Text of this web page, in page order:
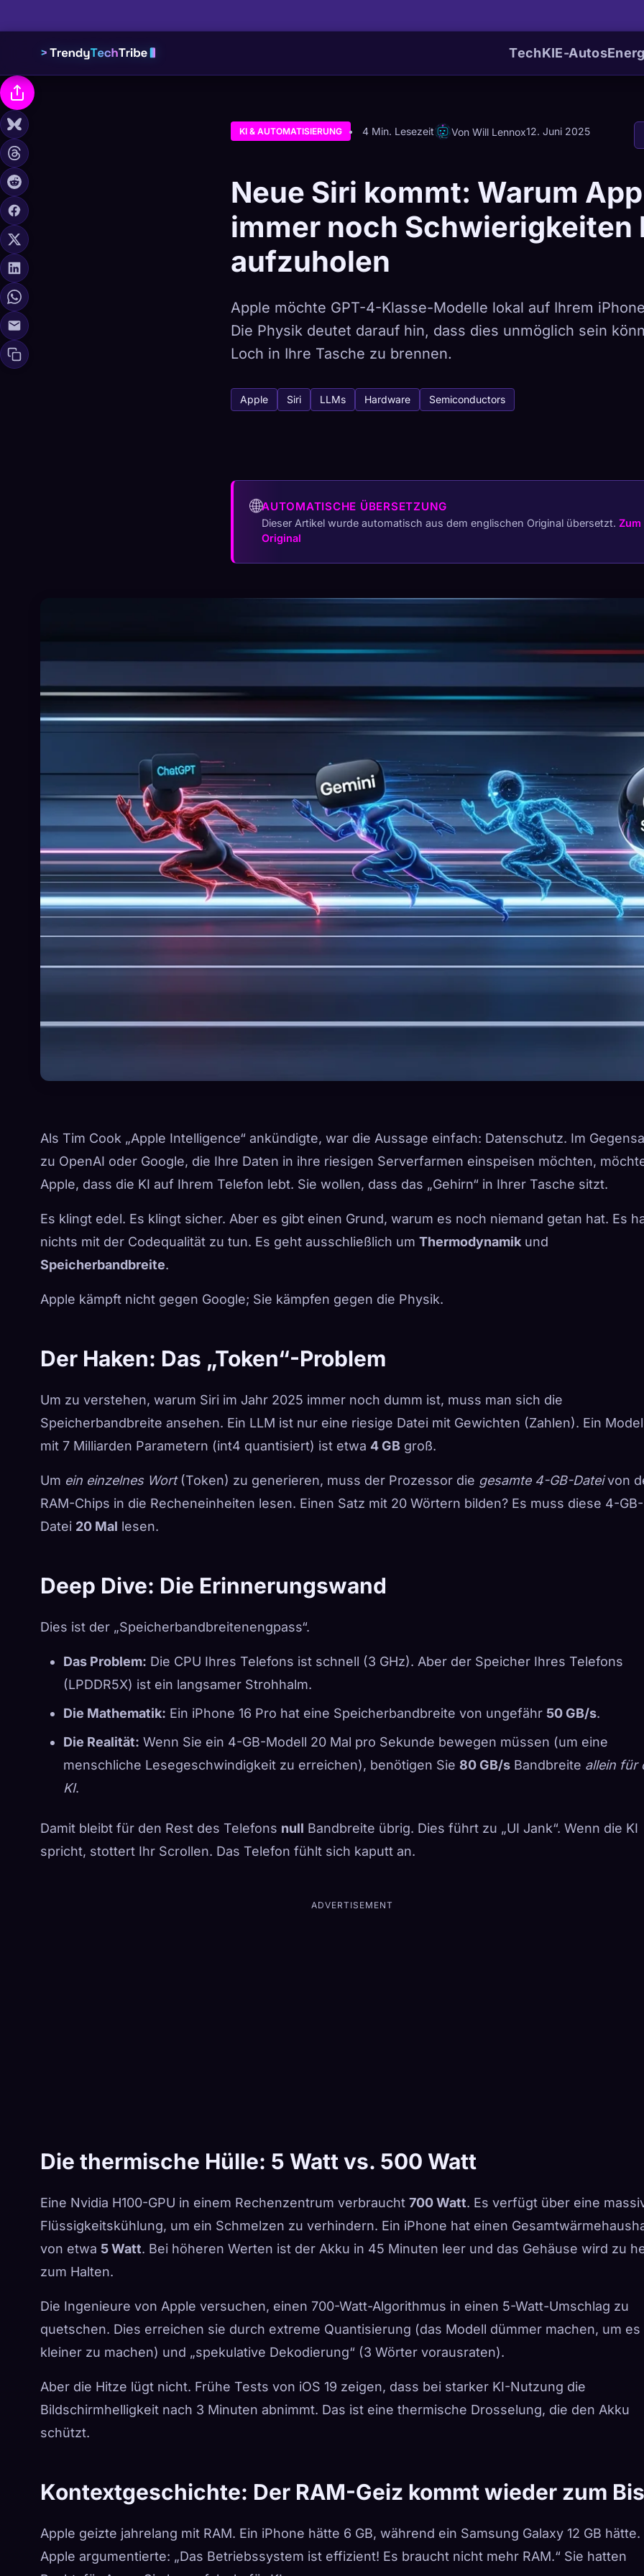
TechKIE-Autos
KI & AUTOMATISIERUNG 4 Min. Lesezeit Von Will Lennox12. Juni 2025
Neue Siri kommt: Warum
immer noch Schwierigkeiten
aufzuholen
Apple möchte GPT-4-Klasse-Modelle lokal auf Ihrem
Die Physik deutet darauf hin, dass dies unmöglich sein
Loch in Ihre Tasche zu brennen.
Apple Siri LLMs Hardware Semiconductors
🌐AUTOMATISCHE ÜBERSETZUNG
Dieser Artikel wurde automatisch aus dem englischen Original übersetzt.
Original
Als Tim Cook „Apple Intelligence“ ankündigte, war die Aussage einfach: Datenschutz. Im
zu OpenAI oder Google, die Ihre Daten in ihre riesigen Serverfarmen einspeisen möchten,
Apple, dass die KI auf Ihrem Telefon lebt. Sie wollen, dass das „Gehirn“ in Ihrer Tasche sitzt.
Es klingt edel. Es klingt sicher. Aber es gibt einen Grund, warum es noch niemand getan hat. Es
nichts mit der Codequalität zu tun. Es geht ausschließlich um Thermodynamik und
Speicherbandbreite.
Apple kämpft nicht gegen Google; Sie kämpfen gegen die Physik.
Der Haken: Das „Token“-Problem
Um zu verstehen, warum Siri im Jahr 2025 immer noch dumm ist, muss man sich die
Speicherbandbreite ansehen. Ein LLM ist nur eine riesige Datei mit Gewichten (Zahlen). Ein
mit 7 Milliarden Parametern (int4 quantisiert) ist etwa 4 GB groß.
Um ein einzelnes Wort(Token) zu generieren, muss der Prozessor die gesamte 4-GB-Dateivon
RAM-Chips in die Recheneinheiten lesen. Einen Satz mit 20 Wörtern bilden? Es muss diese 4-GB-
Datei 20 Mal lesen.
Deep Dive: Die Erinnerungswand
Dies ist der „Speicherbandbreitenengpass“.
Das Problem: Die CPU Ihres Telefons ist schnell (3 GHz). Aber der Speicher Ihres Telefons
(LPDDR5X) ist ein langsamer Strohhalm.
Die Mathematik: Ein iPhone 16 Pro hat eine Speicherbandbreite von ungefähr 50 GB/s.
Die Realität: Wenn Sie ein 4-GB-Modell 20 Mal pro Sekunde bewegen müssen (um eine
menschliche Lesegeschwindigkeit zu erreichen), benötigen Sie 80 GB/s Bandbreite allein für
KI.
Damit bleibt für den Rest des Telefons null Bandbreite übrig. Dies führt zu „UI Jank“. Wenn die KI
spricht, stottert Ihr Scrollen. Das Telefon fühlt sich kaputt an.
ADVERTISEMENT
Die thermische Hülle: 5 Watt vs. 500 Watt
Eine Nvidia H100-GPU in einem Rechenzentrum verbraucht 700 Watt. Es verfügt über eine
Flüssigkeitskühlung, um ein Schmelzen zu verhindern. Ein iPhone hat einen
von etwa 5 Watt. Bei höheren Werten ist der Akku in 45 Minuten leer und das Gehäuse wird zu
zum Halten.
Die Ingenieure von Apple versuchen, einen 700-Watt-Algorithmus in einen 5-Watt-Umschlag zu
quetschen. Dies erreichen sie durch extreme Quantisierung (das Modell dümmer machen, um es
kleiner zu machen) und „spekulative Dekodierung“ (3 Wörter vorausraten).
Aber die Hitze lügt nicht. Frühe Tests von iOS 19 zeigen, dass bei starker KI-Nutzung die
Bildschirmhelligkeit nach 3 Minuten abnimmt. Das ist eine thermische Drosselung, die den Akku
schützt.
Kontextgeschichte: Der RAM-Geiz kommt wieder zum
Apple geizte jahrelang mit RAM. Ein iPhone hätte 6 GB, während ein Samsung Galaxy 12 GB hätte.
Apple argumentierte: „Das Betriebssystem ist effizient! Es braucht nicht mehr RAM.“ Sie hatten
🧬Xeno Database
☁️Speichere deine Sammlung auf allen Geräten
ENTDECKT ARCHETYPEN
12
SELTENSTE